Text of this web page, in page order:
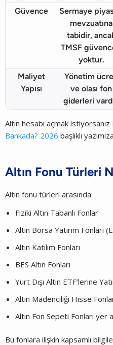
Güvence
Sermaye
mevzuatına
tabidir,
TMSF
yoktur.
Maliyet
Yapısı
Yönetim
ve olası fon
giderleri
Altın hesabı açmak istiyorsanız
Bankada? 2026 başlıklı
Altın Fonu Türleri
Altın fonu türleri arasında:
Fiziki Altın Tabanlı Fonlar
Altın Borsa Yatırım Fonları
Altın Katılım Fonları
BES Altın Fonları
Yurt Dışı Altın ETF’lerine
Altın Madenciliği Hisse
Altın Fon Sepeti Fonları yer
Bu fonlara ilişkin kapsamlı